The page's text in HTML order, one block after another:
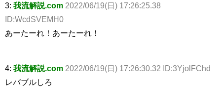
3: 我流解説.com 2022/06/19(日) 17:26:25.38
ID:WcdSVEMH0
あーたーれ！あーたーれ！
4: 我流解説.com 2022/06/19(日) 17:26:30.32 ID:3YjolFChd
レバブルしろ